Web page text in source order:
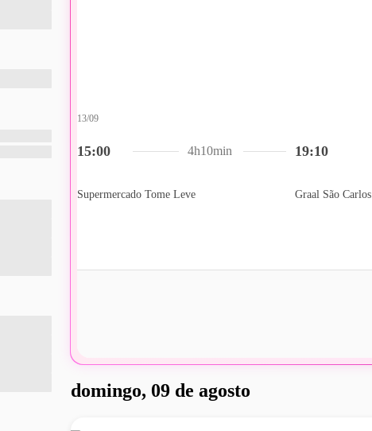
15:00
13/09
Supermercado Tome Leve
19:10
Graal São Carlos
4h10min
domingo, 09 de agosto